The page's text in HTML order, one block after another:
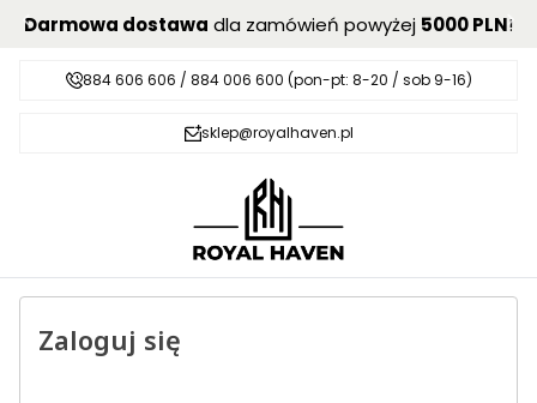
Darmowa dostawa dla zamówień powyżej 5000 PLN!
884 606 606 / 884 006 600 (pon-pt: 8-20 / sob 9-16)
sklep@royalhaven.pl
Zaloguj się